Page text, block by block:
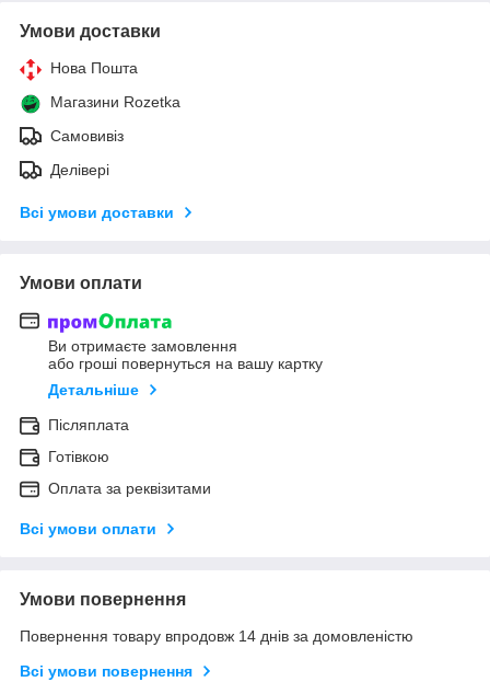
Умови доставки
Нова Пошта
Магазини Rozetka
Самовивіз
Делівері
Всі умови доставки
Умови оплати
Ви отримаєте замовлення
або гроші повернуться на вашу картку
Детальніше
Післяплата
Готівкою
Оплата за реквізитами
Всі умови оплати
Умови повернення
Повернення товару впродовж 14 днів за домовленістю
Всі умови повернення